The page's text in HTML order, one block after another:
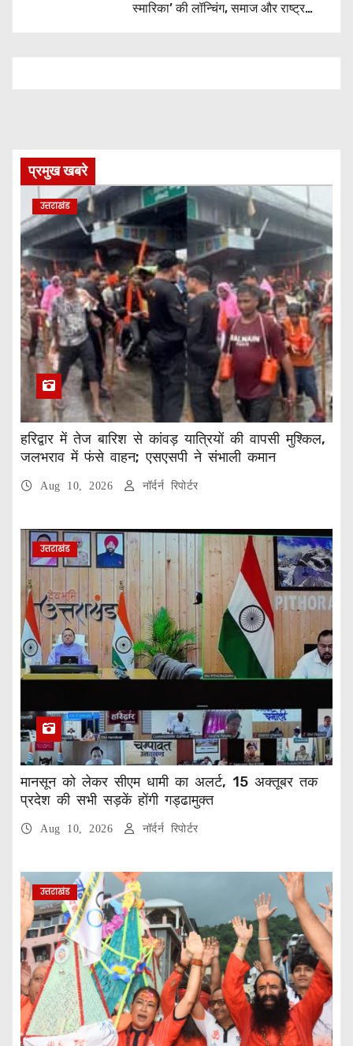
स्मारिका’ की लॉन्चिंग, समाज और राष्ट्र
प्रमुख खबरे
उत्तराखंड
हरिद्वार में तेज बारिश से कांवड़ यात्रियों की वापसी मुश्किल,
जलभराव में फंसे वाहन; एसएसपी ने संभाली कमान
Aug 10, 2026 नॉर्दर्न रिपोर्टर
उत्तराखंड
मानसून को लेकर सीएम धामी का अलर्ट, 15 अक्तूबर तक
प्रदेश की सभी सड़कें होंगी गड्ढामुक्त
Aug 10, 2026 नॉर्दर्न रिपोर्टर
उत्तराखंड